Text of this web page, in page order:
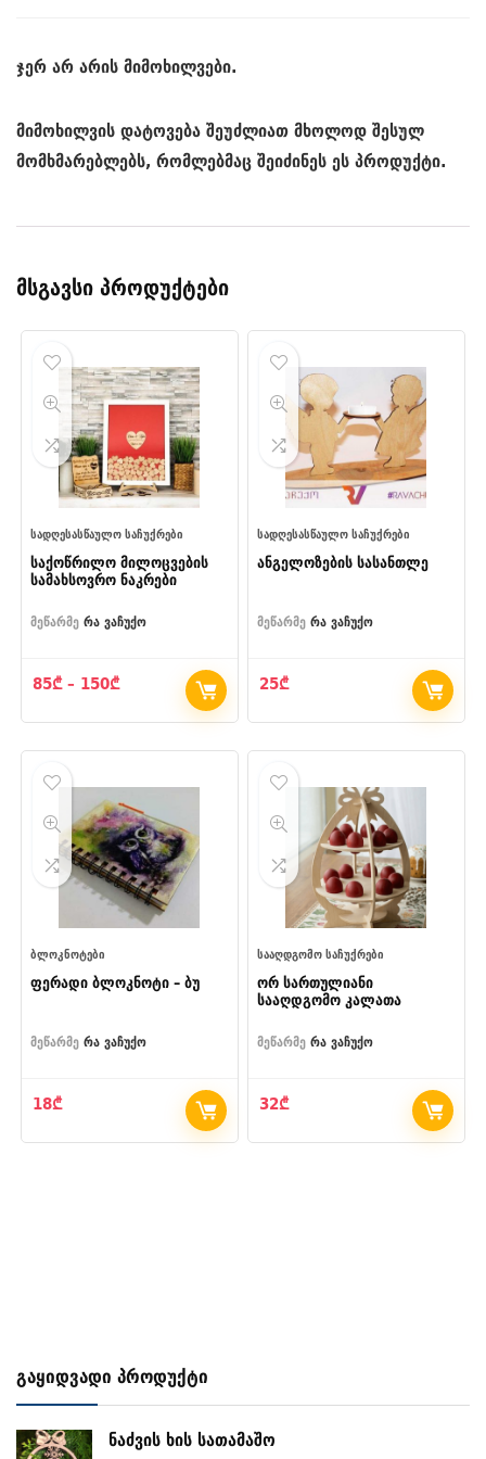
ჯერ არ არის მიმოხილვები.
მიმოხილვის დატოვება შეუძლიათ მხოლოდ შესულ
მომხმარებლებს, რომლებმაც შეიძინეს ეს პროდუქტი.
მსგავსი პროდუქტები
ᲡᲐᲓᲦᲔᲡᲐᲡᲬᲐᲣᲚᲝ ᲡᲐᲩᲣᲥᲠᲔᲑᲘ
საქოწრილო მილოცვების
სამახსოვრო ნაკრები
მეწარმე რა ვაჩუქო
85₾ – 150₾Price
85₾
through
ᲡᲐᲓᲦᲔᲡᲐᲡᲬᲐᲣᲚᲝ ᲡᲐᲩᲣᲥᲠᲔᲑᲘ
ანგელოზების სასანთლე
მეწარმე რა ვაჩუქო
25₾
ᲑᲚᲝᲙᲜᲝᲢᲔᲑᲘ
ფერადი ბლოკნოტი – ბუ
მეწარმე რა ვაჩუქო
18₾
ᲡᲐᲐᲦᲓᲒᲝᲛᲝ ᲡᲐᲩᲣᲥᲠᲔᲑᲘ
ორ სართულიანი
სააღდგომო კალათა
მეწარმე რა ვაჩუქო
32₾
გაყიდვადი პროდუქტი
ნაძვის ხის სათამაშო